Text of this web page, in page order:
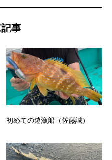
記事
初めての遊漁船（佐藤誠）